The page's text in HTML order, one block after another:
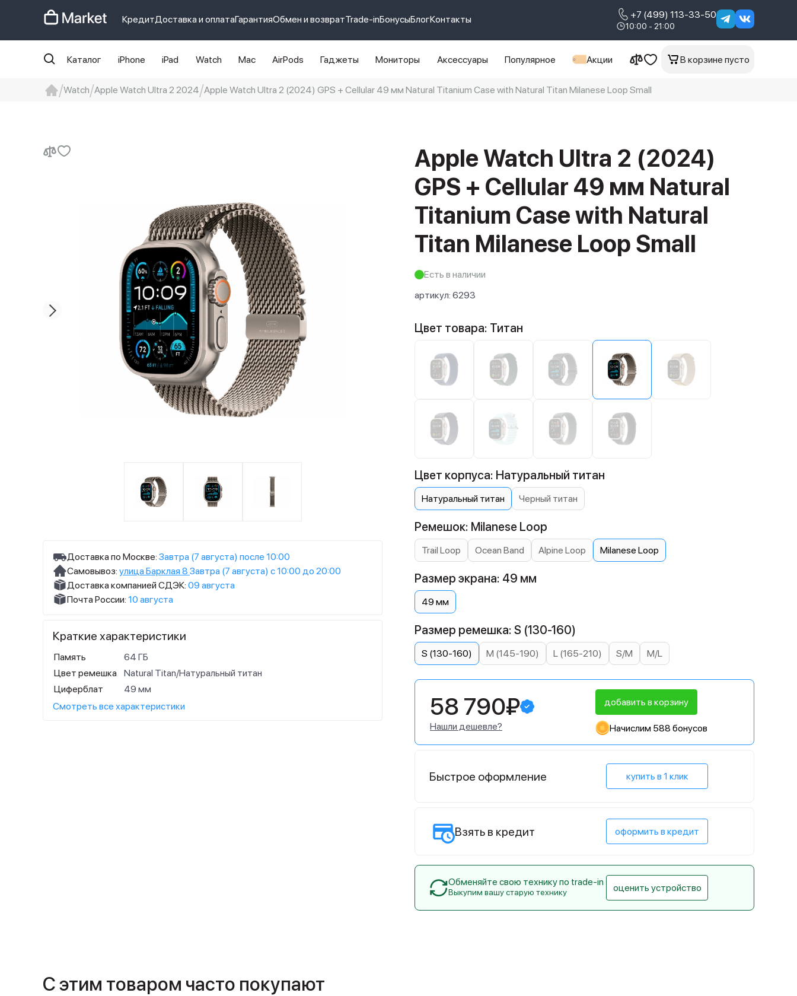
КредитДоставка и оплатаГарантияОбмен и возвратTrade-inБонусыБлогКонтакты +7 (499) 113-33-50
10:00 - 21:00
Каталог iPhone iPad Watch Mac AirPods Гаджеты Мониторы Аксессуары Популярное Акции В корзине пусто
Watch Apple Watch Ultra 2 2024 Apple Watch Ultra 2 (2024) GPS + Cellular 49 мм Natural Titanium Case with Natural Titan Milanese Loop Small
Apple Watch Ultra 2 (2024)
GPS + Cellular 49 мм Natural
Titanium Case with Natural
Titan Milanese Loop Small
Есть в наличии
артикул: 6293
Доставка по Москве: Завтра (7 августа) после 10:00
Самовывоз: улица Барклая 8 Завтра (7 августа) с 10:00 до 20:00
Доставка компанией СДЭК: 09 августа
Почта России: 10 августа
Краткие характеристики
Память
64 ГБ
Цвет ремешка
Natural Titan/Натуральный титан
Циферблат
49 мм
Смотреть все характеристики
Цвет товара: Титан
Цвет корпуса: Натуральный титан
Натуральный титан Черный титан
Ремешок: Milanese Loop
Trail Loop Ocean Band Alpine Loop Milanese Loop
Размер экрана: 49 мм
49 мм
Размер ремешка: S (130-160)
S (130-160) M (145-190) L (165-210) S/M M/L
58 790₽
Нашли дешевле?
добавить в корзину
Начислим 588 бонусов
Быстрое оформление купить в 1 клик
Взять в кредит оформить в кредит
Обменяйте свою технику по trade-in
Выкупим вашу старую технику оценить устройство
С этим товаром часто покупают